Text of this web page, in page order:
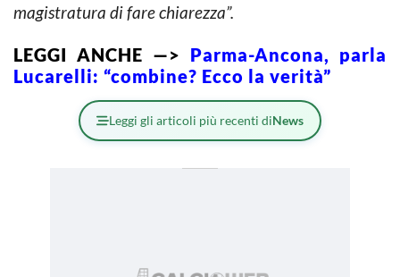
magistratura di fare chiarezza”.
LEGGI ANCHE —> Parma-Ancona, parla
Lucarelli: “combine? Ecco la verità”
Leggi gli articoli più recenti diNews